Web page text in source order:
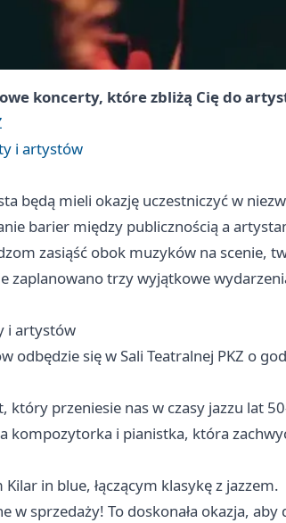
koncerty, które zbliżą Cię do
i artystów
będą mieli okazję uczestniczyć w
barier między publicznością a
zasiąść obok muzyków na scenie,
zaplanowano trzy wyjątkowe
i artystów
odbędzie się w Sali Teatralnej PKZ o
który przeniesie nas w czasy jazzu lat
kompozytorka i pianistka, która
in blue, łączącym klasykę z jazzem.
w sprzedaży! To doskonała okazja,